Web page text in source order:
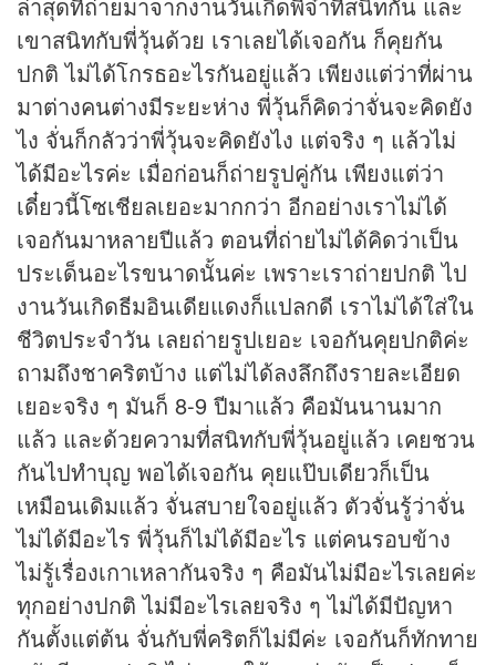
เขาสนิทกับพี่วุ้นด้วย เราเลยได้เจอกัน ก็คุยกัน
ปกติ ไม่ได้โกรธอะไรกันอยู่แล้ว เพียงแต่ว่าที่ผ่าน
มาต่างคนต่างมีระยะห่าง พี่วุ้นก็คิดว่าจั่นจะคิดยัง
ไง จั่นก็กลัวว่าพี่วุ้นจะคิดยังไง แต่จริง ๆ แล้วไม่
ได้มีอะไรค่ะ เมื่อก่อนก็ถ่ายรูปคู่กัน เพียงแต่ว่า
เดี๋ยวนี้โซเชียลเยอะมากกว่า อีกอย่างเราไม่ได้
เจอกันมาหลายปีแล้ว ตอนที่ถ่ายไม่ได้คิดว่าเป็น
ประเด็นอะไรขนาดนั้นค่ะ เพราะเราถ่ายปกติ ไป
งานวันเกิดธีมอินเดียแดงก็แปลกดี เราไม่ได้ใส่ใน
ชีวิตประจำวัน เลยถ่ายรูปเยอะ เจอกันคุยปกติค่ะ
ถามถึงชาคริตบ้าง แต่ไม่ได้ลงลึกถึงรายละเอียด
เยอะจริง ๆ มันก็ 8-9 ปีมาแล้ว คือมันนานมาก
แล้ว และด้วยความที่สนิทกับพี่วุ้นอยู่แล้ว เคยชวน
กันไปทำบุญ พอได้เจอกัน คุยแป๊บเดียวก็เป็น
เหมือนเดิมแล้ว จั่นสบายใจอยู่แล้ว ตัวจั่นรู้ว่าจั่น
ไม่ได้มีอะไร พี่วุ้นก็ไม่ได้มีอะไร แต่คนรอบข้าง
ไม่รู้เรื่องเกาเหลากันจริง ๆ คือมันไม่มีอะไรเลยค่ะ
ทุกอย่างปกติ ไม่มีอะไรเลยจริง ๆ ไม่ได้มีปัญหา
กันตั้งแต่ต้น จั่นกับพี่คริตก็ไม่มีค่ะ เจอกันก็ทักทาย